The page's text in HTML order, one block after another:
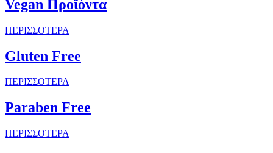
Vegan Προϊόντα
ΠΕΡΙΣΣΟΤΕΡΑ
Gluten Free
ΠΕΡΙΣΣΟΤΕΡΑ
Paraben Free
ΠΕΡΙΣΣΟΤΕΡΑ